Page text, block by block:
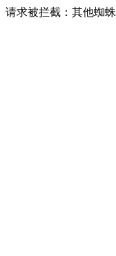
请求被拦截：其他蜘蛛